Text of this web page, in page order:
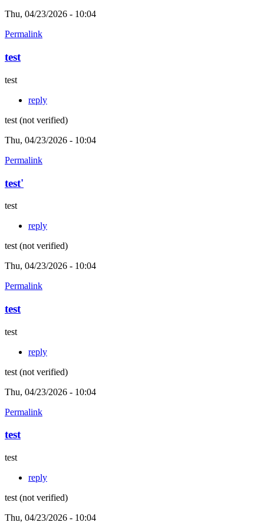
Thu, 04/23/2026 - 10:04
Permalink
test
test
reply
test (not verified)
Thu, 04/23/2026 - 10:04
Permalink
test'
test
reply
test (not verified)
Thu, 04/23/2026 - 10:04
Permalink
test
test
reply
test (not verified)
Thu, 04/23/2026 - 10:04
Permalink
test
test
reply
test (not verified)
Thu, 04/23/2026 - 10:04